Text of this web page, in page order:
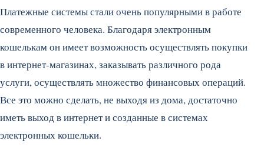
Платежные системы стали очень популярными в работе
современного человека. Благодаря электронным
кошелькам он имеет возможность осуществлять покупки
в интернет-магазинах, заказывать различного рода
услуги, осуществлять множество финансовых операций.
Все это можно сделать, не выходя из дома, достаточно
иметь выход в интернет и созданные в системах
электронных кошельки.